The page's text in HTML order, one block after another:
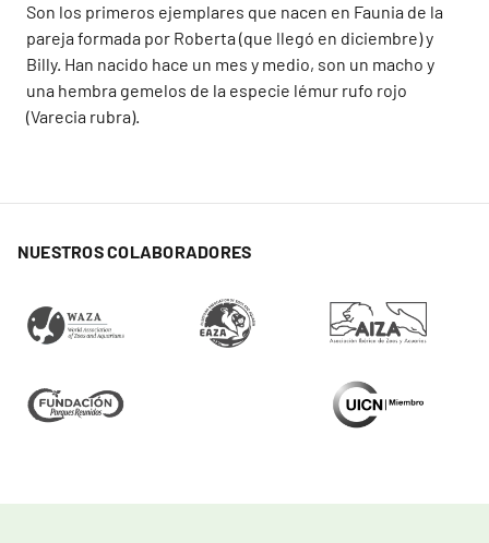
Son los primeros ejemplares que nacen en Faunia de la
pareja formada por Roberta (que llegó en diciembre) y
Billy. Han nacido hace un mes y medio, son un macho y
una hembra gemelos de la especie lémur rufo rojo
(Varecia rubra).
NUESTROS COLABORADORES